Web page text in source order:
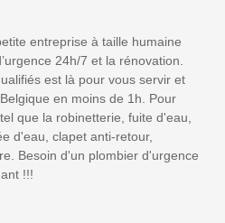
entreprise à taille humaine
24h/7 et la rénovation.
est là pour vous servir et
en moins de 1h. Pour
que la robinetterie, fuite d'eau,
d'eau, clapet anti-retour,
Besoin d'un plombier d'urgence
!!!